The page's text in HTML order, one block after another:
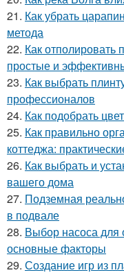
21. Как убрать
метода
22. Как отполировать
простые и
23. Как выбрать
профессионалов
24. Как подобрать
25. Как правильно
коттеджа:
26. Как выбрать и
вашего дома
27. Подземная
в подвале
28. Выбор насоса для
основные факторы
29. Создание игр из